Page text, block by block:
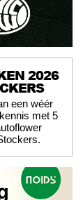
2026
een wéér
met 5